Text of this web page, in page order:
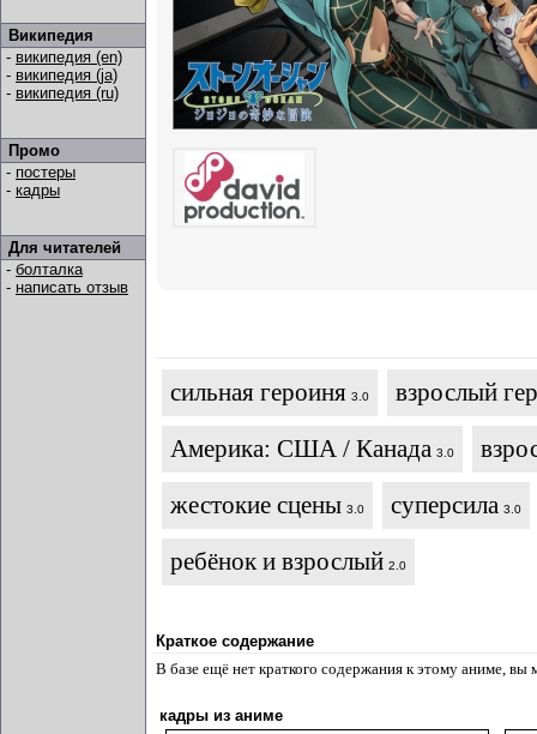
Википедия
- википедия (en)
- википедия (ja)
- википедия (ru)
Промо
- постеры
- кадры
Для читателей
- болталка
- написать отзыв
сильная героиня 3.0
взрослый
Америка: США / Канада 3.0
жестокие сцены 3.0 суперсила 3.0
ребёнок и взрослый 2.0
Краткое содержание
В базе ещё нет краткого содержания к этому аниме, вы
кадры из аниме